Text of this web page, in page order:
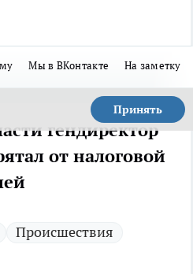
Мы в ВКонтакте На заметку
Принять
гендиректор
от налоговой
Происшествия